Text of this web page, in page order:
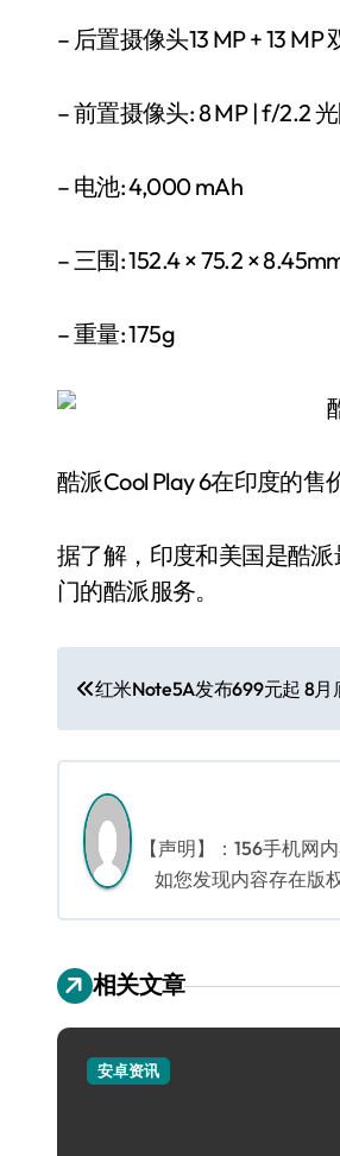
– 后置摄像头13 MP + 13
– 前置摄像头: 8 MP | f/2.2
– 电池: 4,000 mAh
– 三围: 152.4 × 75.2 ×
– 重量: 175g
酷派Cool Play 6在印度的售
据了解，印度和美国是酷
门的酷派服务。
文
章
导
航
红米Note5A发布699元起 8月
【声明】：156手机网
如您发现内容存在版
相关文章
安卓资讯